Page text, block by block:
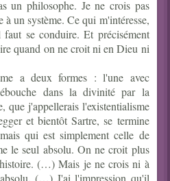
un philosophe. Je ne crois pas
à un système. Ce qui m'intéresse,
se conduire. Et précisément
quand on ne croit ni en Dieu ni
a deux formes : l'une avec
dans la divinité par la
que j'appellerais l'existentialisme
et bientôt Sartre, se termine
qui est simplement celle de
le seul absolu. On ne croit plus
(…) Mais je ne crois ni à
(…) J'ai l'impression qu'il